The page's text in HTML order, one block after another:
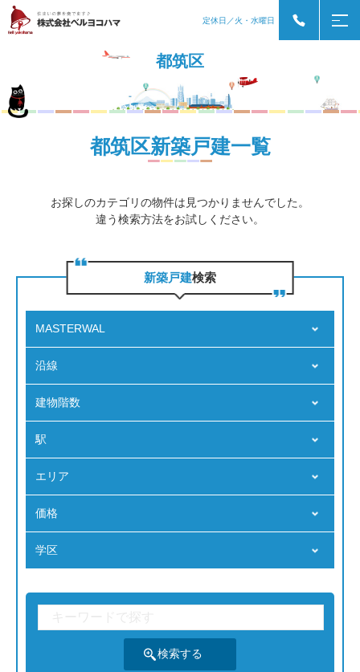
定休日／火・水曜日
都筑区
都筑区新築戸建一覧
お探しのカテゴリの物件は見つかりませんでした。
違う検索方法をお試しください。
新築戸建検索
MASTERWAL
沿線
建物階数
駅
エリア
価格
学区